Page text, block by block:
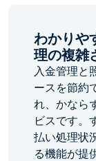
わかりや
理の複雑
入金管理と
ースを節約
れ、かなら
ビスです。
払い処理状
る機能が提